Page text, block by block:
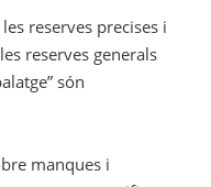
reserves precises i
reserves generals
són
manques i